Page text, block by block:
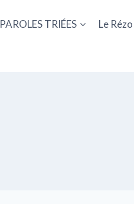
PAROLES TRIÉES Le